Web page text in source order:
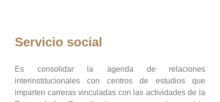
Servicio social
Es consolidar la agenda de relaciones
interinstitucionales con centros de estudios que
imparten carreras vinculadas con las actividades de la